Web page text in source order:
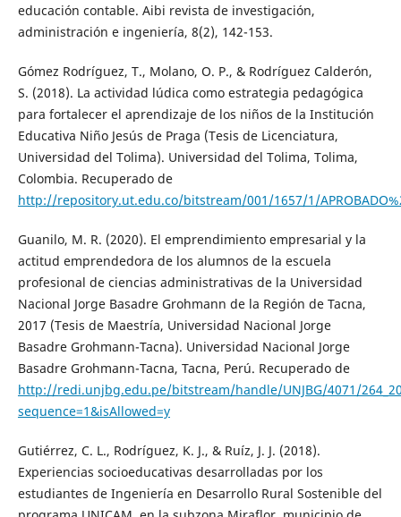
educación contable. Aibi revista de investigación,
administración e ingeniería, 8(2), 142-153.
Gómez Rodríguez, T., Molano, O. P., & Rodríguez Calderón,
S. (2018). La actividad lúdica como estrategia pedagógica
para fortalecer el aprendizaje de los niños de la Institución
Educativa Niño Jesús de Praga (Tesis de Licenciatura,
Universidad del Tolima). Universidad del Tolima, Tolima,
Colombia. Recuperado de
http://repository.ut.edu.co/bitstream/001/1657/1/
Guanilo, M. R. (2020). El emprendimiento empresarial y la
actitud emprendedora de los alumnos de la escuela
profesional de ciencias administrativas de la Universidad
Nacional Jorge Basadre Grohmann de la Región de Tacna,
2017 (Tesis de Maestría, Universidad Nacional Jorge
Basadre Grohmann-Tacna). Universidad Nacional Jorge
Basadre Grohmann-Tacna, Tacna, Perú. Recuperado de
http://redi.unjbg.edu.pe/bitstream/handle/UNJBG/4071/
sequence=1&isAllowed=y
Gutiérrez, C. L., Rodríguez, K. J., & Ruíz, J. J. (2018).
Experiencias socioeducativas desarrolladas por los
estudiantes de Ingeniería en Desarrollo Rural Sostenible del